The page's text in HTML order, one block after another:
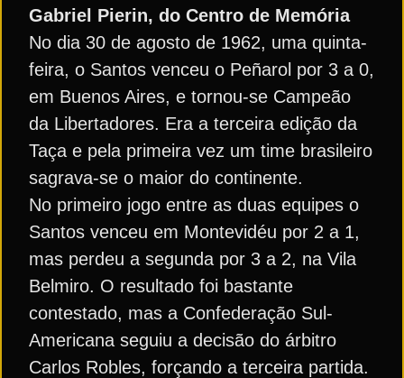
Gabriel Pierin, do Centro de Memória
No dia 30 de agosto de 1962, uma quinta-
feira, o Santos venceu o Peñarol por 3 a 0,
em Buenos Aires, e tornou-se Campeão
da Libertadores. Era a terceira edição da
Taça e pela primeira vez um time brasileiro
sagrava-se o maior do continente.
No primeiro jogo entre as duas equipes o
Santos venceu em Montevidéu por 2 a 1,
mas perdeu a segunda por 3 a 2, na Vila
Belmiro. O resultado foi bastante
contestado, mas a Confederação Sul-
Americana seguiu a decisão do árbitro
Carlos Robles, forçando a terceira partida.